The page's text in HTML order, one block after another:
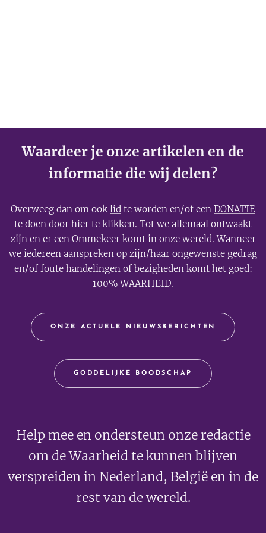
Waardeer je onze artikelen en de
informatie die wij delen?
Overweeg dan om ooklid te worden en/of een DONATIE
te doen door hier te klikken. Tot we allemaal ontwaakt
zijn en er een Ommekeer komt in onze wereld. Wanneer
we iedereen aanspreken op zijn/haar ongewenste gedrag
en/of foute handelingen of bezigheden komt het goed:
100% WAARHEID.
ONZE ACTUELE NIEUWSBERICHTEN
GODDELIJKE BOODSCHAP
Help mee en ondersteun onze redactie
om de Waarheid te kunnen blijven
verspreiden in Nederland, België en in de
rest van de wereld.